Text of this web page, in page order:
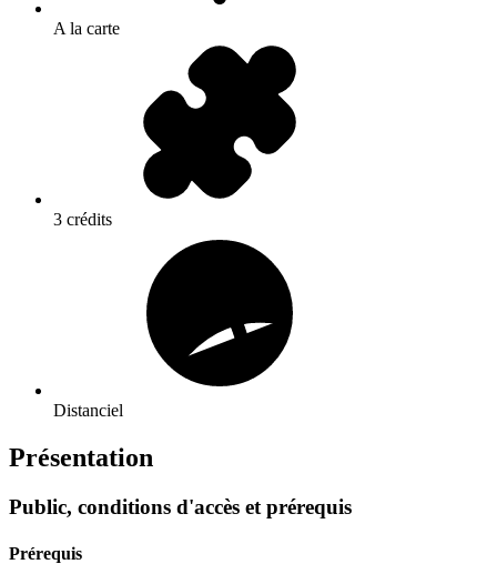
A la carte
3 crédits
Distanciel
Présentation
Public, conditions d'accès et prérequis
Prérequis